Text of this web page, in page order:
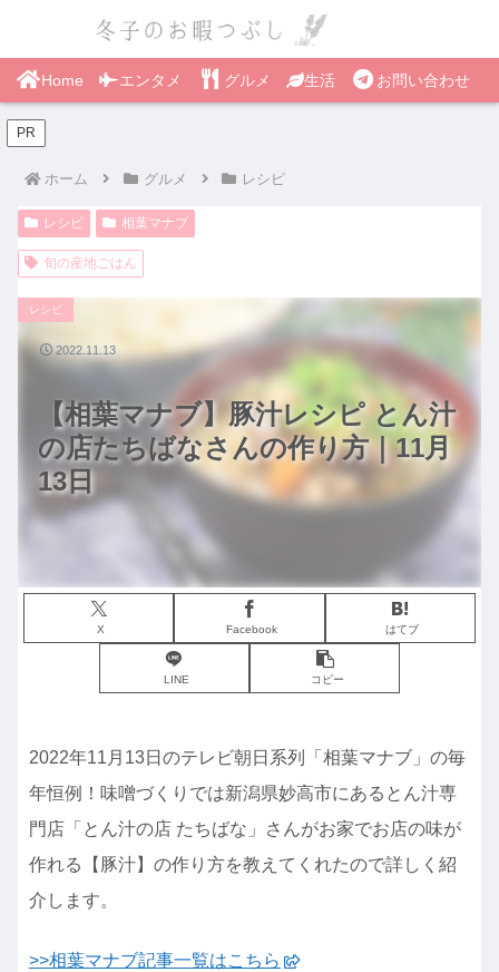
Home エンタメ グルメ 生活 お問い合わせ
PR
ホーム グルメ レシピ
レシピ 相葉マナブ
旬の産地ごはん
【相葉マナブ】豚汁レシピ とん汁
の店たちばなさんの作り方｜11月
13日
レシピ
X Facebook はてブ
LINE コピー
2022.11.13
2022年11月13日のテレビ朝日系列「相葉マナブ」の毎
年恒例！味噌づくりでは新潟県妙高市にあるとん汁専
門店「とん汁の店 たちばな」さんがお家でお店の味が
作れる【豚汁】の作り方を教えてくれたので詳しく紹
介します。
>>相葉マナブ記事一覧はこちら